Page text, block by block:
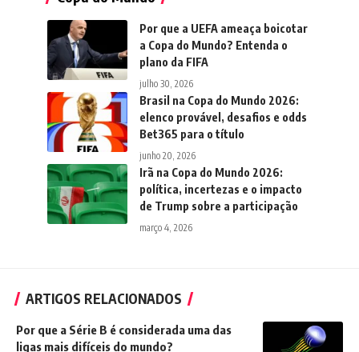
Por que a UEFA ameaça boicotar
a Copa do Mundo? Entenda o
plano da FIFA
julho 30, 2026
Brasil na Copa do Mundo 2026:
elenco provável, desafios e odds
Bet365 para o título
junho 20, 2026
Irã na Copa do Mundo 2026:
política, incertezas e o impacto
de Trump sobre a participação
março 4, 2026
ARTIGOS RELACIONADOS
Por que a Série B é considerada uma das
ligas mais difíceis do mundo?